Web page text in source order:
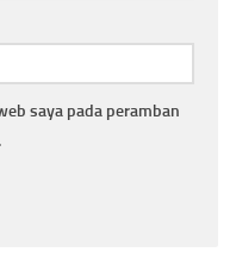
saya pada peramban